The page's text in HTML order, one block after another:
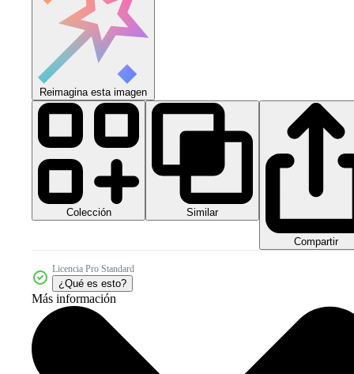
Reimagina esta imagen
Colección Similar
Compartir
Licencia Pro Standard
¿Qué es esto?
Más información